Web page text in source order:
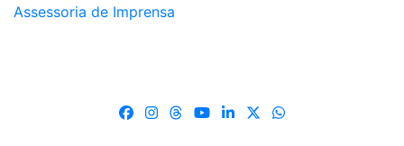
Assessoria de Imprensa